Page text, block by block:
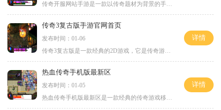
传奇开服网站手游是一款以传奇题材为背景的手机游戏玩家们将扮演一名勇士，踏入传奇世界，完成各种任务和挑战，体验刺激的战斗和冒险。游戏的玩法非常丰富多样。玩家需要选择
传奇3复古版手游官网首页
发布时间：01-06
传奇3复古版是一款经典的2D游戏，它是传奇游戏的全新版本，延续了传奇系列的经典元素，为玩家带来了全新的游戏体验。该游戏以传奇的角色扮演为核心，采用了万人在线的模式，玩
详情
热血传奇手机版最新区
发布时间：01-05
热血传奇手机版最新区是一款经典的传奇游戏移植至手机平台的2D游戏，以角色扮演为核心，玩家可以体验到万人在线的激烈战斗和丰富的玩家互动。本文将为大家详细介绍热血传奇手机
详情